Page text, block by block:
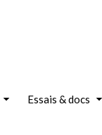
Essais & docs